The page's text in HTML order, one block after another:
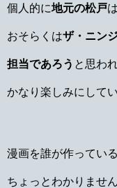
個人的に地元の松戸
おそらくはザ・ニン
担当であろう と思わ
かなり楽しみにしてい
漫画を誰が作ってい
ちょっとわかりませ